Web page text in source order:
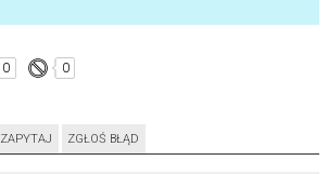
0 0
ZAPYTAJ ZGŁOŚ BŁĄD